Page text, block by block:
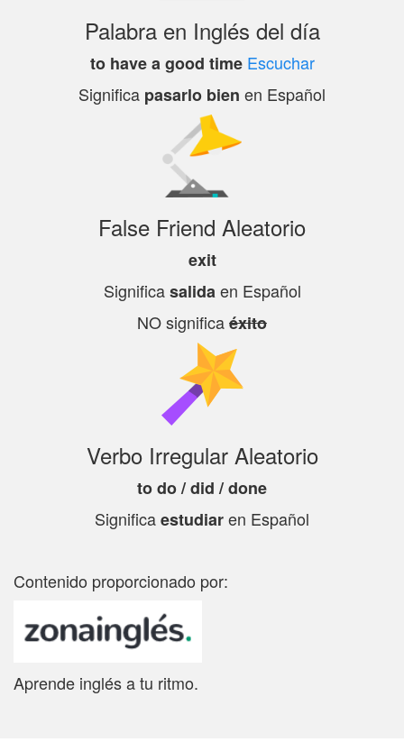
Palabra en Inglés del día
to have a good time Escuchar
Significa pasarlo bien en Español
False Friend Aleatorio
exit
Significasalida en Español
NO significaéxito
Verbo Irregular Aleatorio
to do / did / done
Significaestudiaren Español
Contenido proporcionado por:
Aprende inglés a tu ritmo.